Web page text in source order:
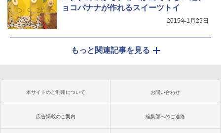
ョコバナナが作れるスイーツトイ
2015年1月29日
もっと関連記事を見る
本サイトのご利用について お問い合わせ
広告掲載のご案内 編集部へのご連絡